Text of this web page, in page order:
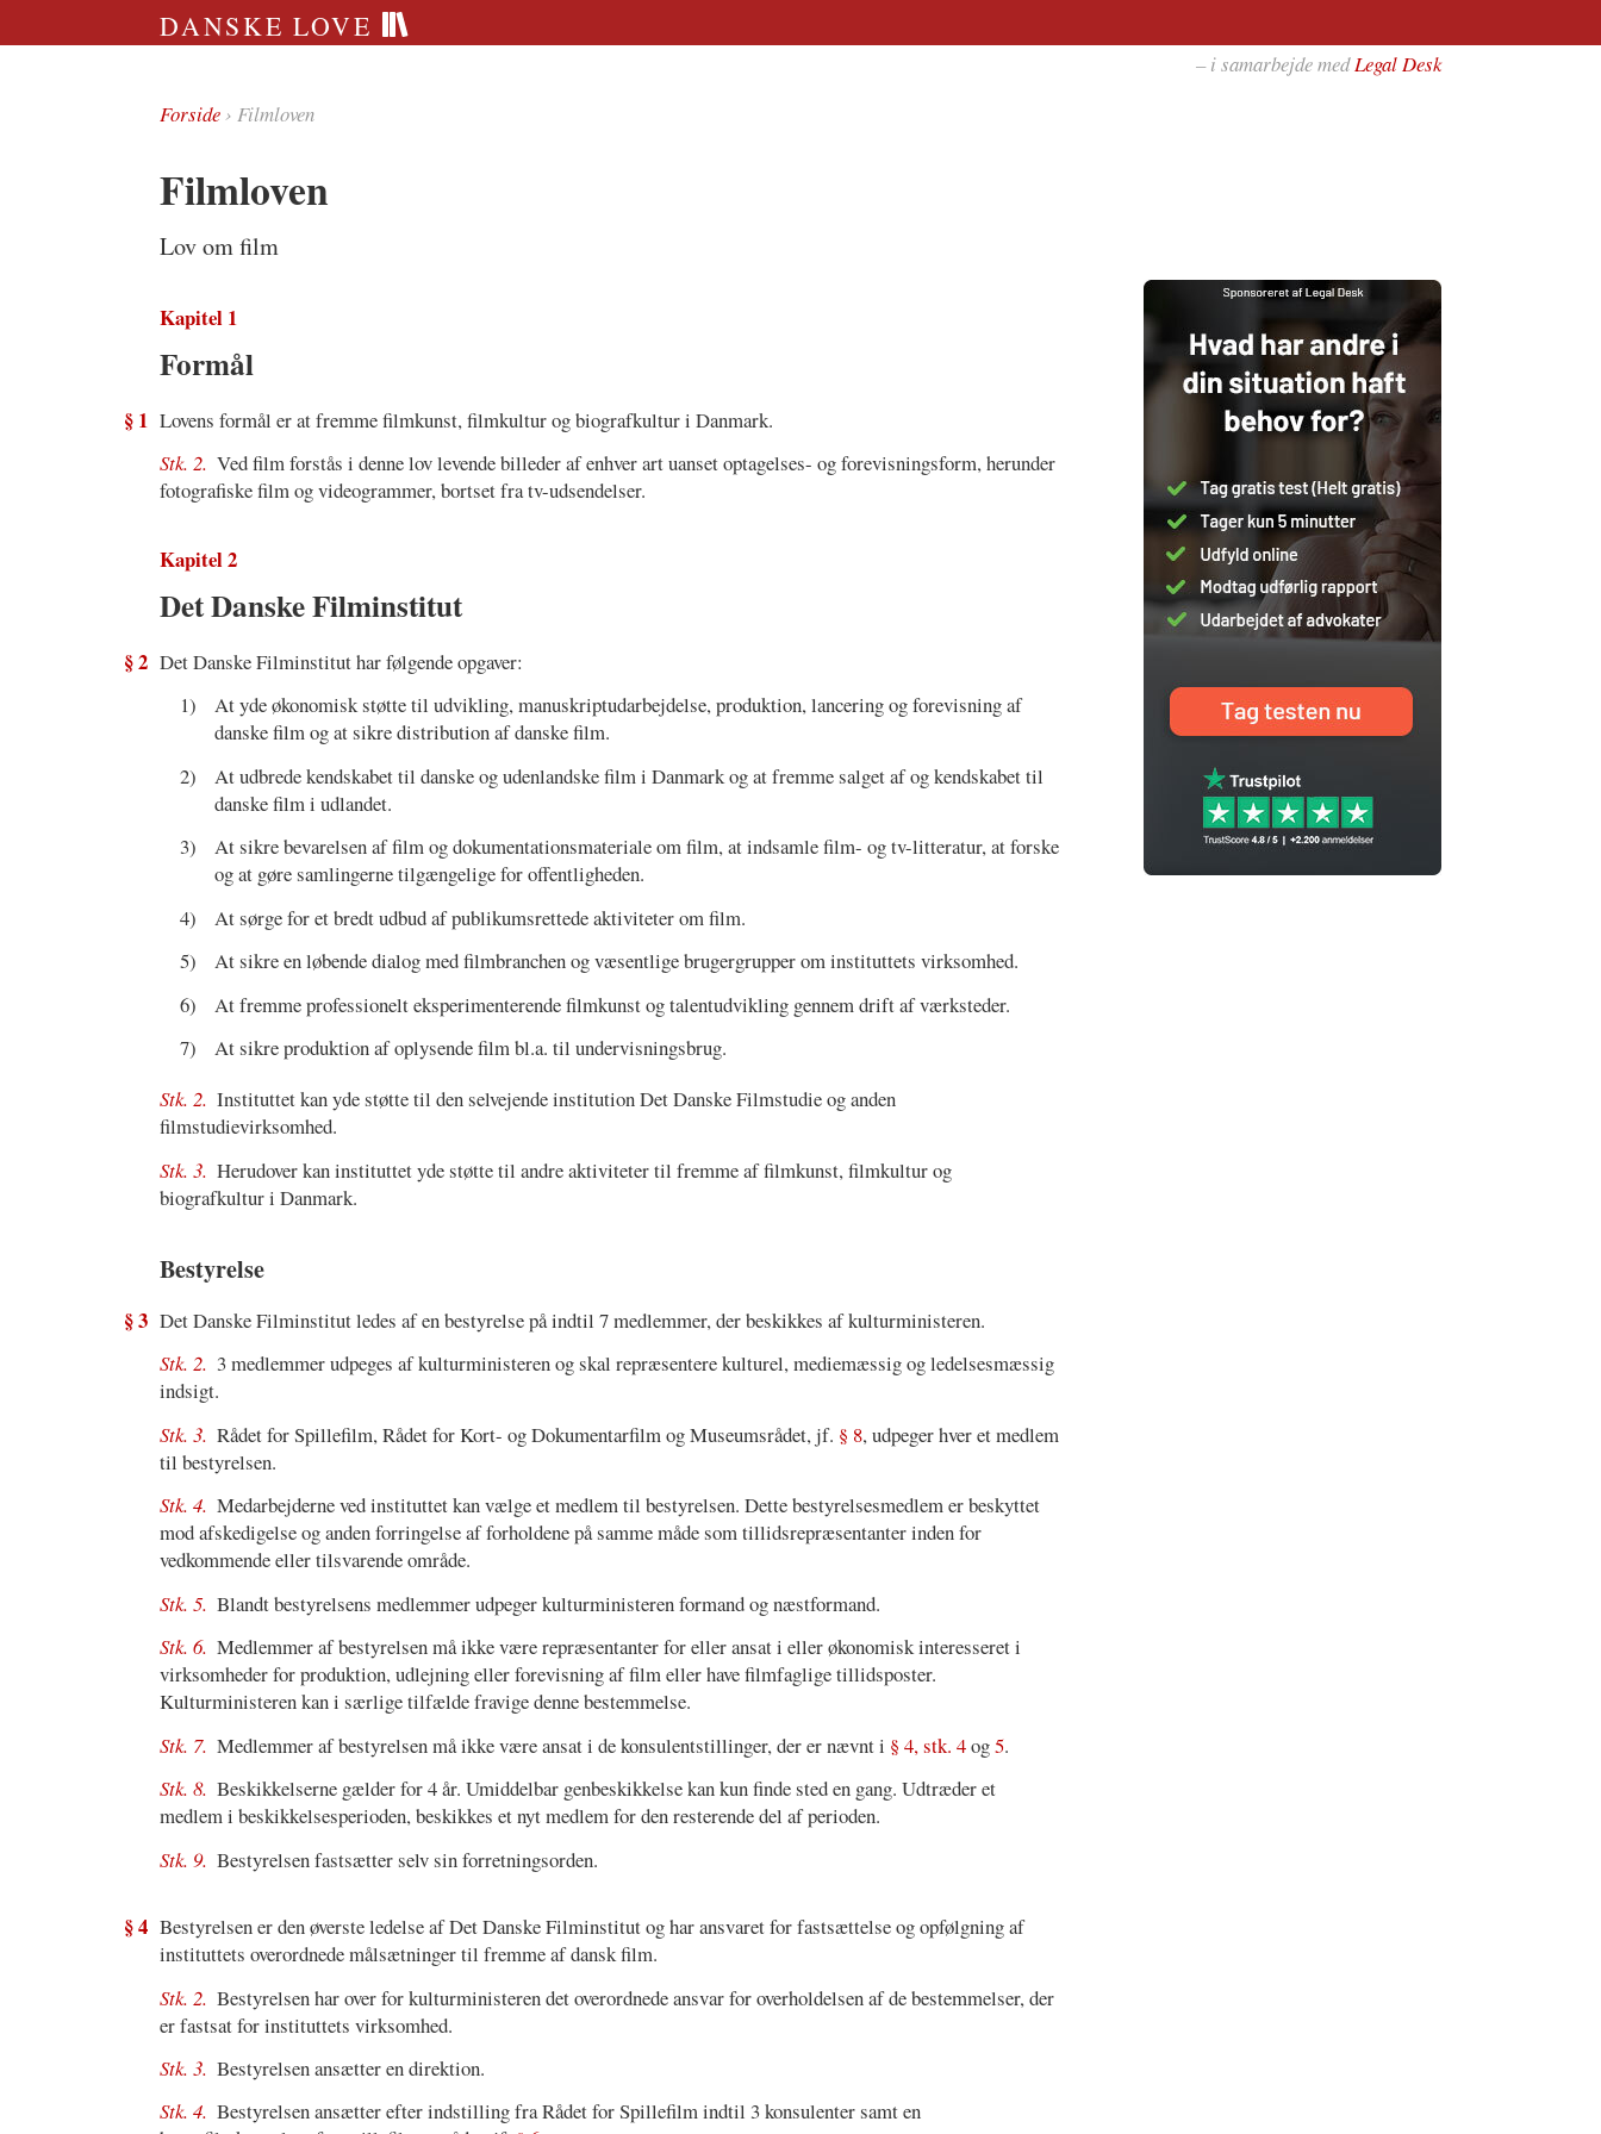
DANSKE LOVE
– i samarbejde medLegal Desk
Forside› Filmloven
Filmloven
Lov om film
Kapitel 1
Formål
§ 1 Lovens formål er at fremme filmkunst, filmkultur og biografkultur i Danmark.
Stk. 2. Ved film forstås i denne lov levende billeder af enhver art uanset optagelses- og forevisningsform, herunder
fotografiske film og videogrammer, bortset fra tv-udsendelser.
Kapitel 2
Det Danske Filminstitut
§ 2 Det Danske Filminstitut har følgende opgaver:
1)
At yde økonomisk støtte til udvikling, manuskriptudarbejdelse, produktion, lancering og forevisning af
danske film og at sikre distribution af danske film.
2)
At udbrede kendskabet til danske og udenlandske film i Danmark og at fremme salget af og kendskabet til
danske film i udlandet.
3)
At sikre bevarelsen af film og dokumentationsmateriale om film, at indsamle film- og tv-litteratur, at forske
og at gøre samlingerne tilgængelige for offentligheden.
4)
At sørge for et bredt udbud af publikumsrettede aktiviteter om film.
5)
At sikre en løbende dialog med filmbranchen og væsentlige brugergrupper om instituttets virksomhed.
6)
At fremme professionelt eksperimenterende filmkunst og talentudvikling gennem drift af værksteder.
7)
At sikre produktion af oplysende film bl.a. til undervisningsbrug.
Stk. 2. Instituttet kan yde støtte til den selvejende institution Det Danske Filmstudie og anden
filmstudievirksomhed.
Stk. 3. Herudover kan instituttet yde støtte til andre aktiviteter til fremme af filmkunst, filmkultur og
biografkultur i Danmark.
Bestyrelse
§ 3 Det Danske Filminstitut ledes af en bestyrelse på indtil 7 medlemmer, der beskikkes af kulturministeren.
Stk. 2. 3 medlemmer udpeges af kulturministeren og skal repræsentere kulturel, mediemæssig og ledelsesmæssig
indsigt.
Stk. 3. Rådet for Spillefilm, Rådet for Kort- og Dokumentarfilm og Museumsrådet, jf. § 8, udpeger hver et medlem
til bestyrelsen.
Stk. 4. Medarbejderne ved instituttet kan vælge et medlem til bestyrelsen. Dette bestyrelsesmedlem er beskyttet
mod afskedigelse og anden forringelse af forholdene på samme måde som tillidsrepræsentanter inden for
vedkommende eller tilsvarende område.
Stk. 5. Blandt bestyrelsens medlemmer udpeger kulturministeren formand og næstformand.
Stk. 6. Medlemmer af bestyrelsen må ikke være repræsentanter for eller ansat i eller økonomisk interesseret i
virksomheder for produktion, udlejning eller forevisning af film eller have filmfaglige tillidsposter.
Kulturministeren kan i særlige tilfælde fravige denne bestemmelse.
Stk. 7. Medlemmer af bestyrelsen må ikke være ansat i de konsulentstillinger, der er nævnt i § 4, stk. 4og5.
Stk. 8. Beskikkelserne gælder for 4 år. Umiddelbar genbeskikkelse kan kun finde sted en gang. Udtræder et
medlem i beskikkelsesperioden, beskikkes et nyt medlem for den resterende del af perioden.
Stk. 9. Bestyrelsen fastsætter selv sin forretningsorden.
§ 4 Bestyrelsen er den øverste ledelse af Det Danske Filminstitut og har ansvaret for fastsættelse og opfølgning af
instituttets overordnede målsætninger til fremme af dansk film.
Stk. 2. Bestyrelsen har over for kulturministeren det overordnede ansvar for overholdelsen af de bestemmelser, der
er fastsat for instituttets virksomhed.
Stk. 3. Bestyrelsen ansætter en direktion.
Stk. 4. Bestyrelsen ansætter efter indstilling fra Rådet for Spillefilm indtil 3 konsulenter samt en